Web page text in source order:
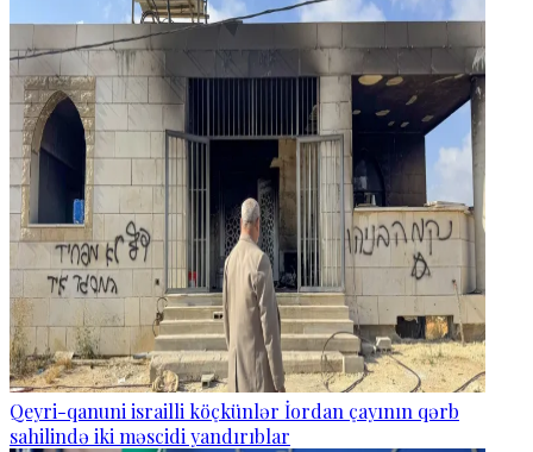
Qeyri-qanuni israilli köçkünlər İordan çayının qərb
sahilində iki məscidi yandırıblar